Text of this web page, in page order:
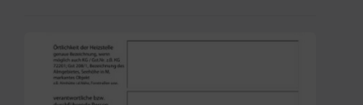
Meldung_Heizstelle_Brauchtumsfeuer.pdf